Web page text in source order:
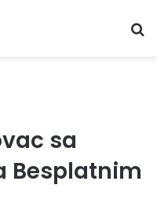
sa
Besplatnim